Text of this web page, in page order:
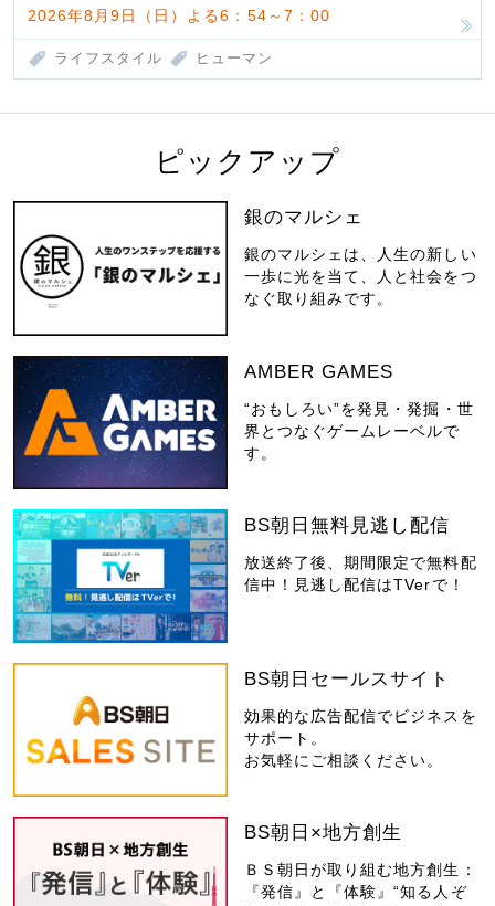
2026年8月9日（日）よる6：54～7：00
ライフスタイル ヒューマン
ピックアップ
銀のマルシェ
銀のマルシェは、人生の新しい
一歩に光を当て、人と社会をつ
なぐ取り組みです。
AMBER GAMES
“おもしろい”を発見・発掘・世
界とつなぐゲームレーベルで
す。
BS朝日無料見逃し配信
放送終了後、期間限定で無料配
信中！見逃し配信はTVerで！
BS朝日セールスサイト
効果的な広告配信でビジネスを
サポート。
お気軽にご相談ください。
BS朝日×地方創生
ＢＳ朝日が取り組む地方創生：
『発信』と『体験』“知る人ぞ